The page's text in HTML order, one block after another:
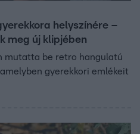
helyszínére –
meg új klipjében
mutatta be retro hangulatú
gyerekkori emlékeit